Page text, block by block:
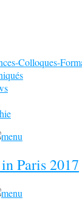
Colloques-
Paris 2017